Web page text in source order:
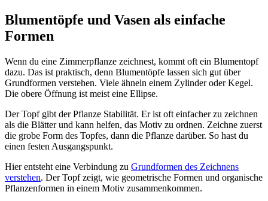
Blumentöpfe und Vasen als einfache
Formen
Wenn du eine Zimmerpflanze zeichnest, kommt oft ein Blumentopf
dazu. Das ist praktisch, denn Blumentöpfe lassen sich gut über
Grundformen verstehen. Viele ähneln einem Zylinder oder Kegel.
Die obere Öffnung ist meist eine Ellipse.
Der Topf gibt der Pflanze Stabilität. Er ist oft einfacher zu zeichnen
als die Blätter und kann helfen, das Motiv zu ordnen. Zeichne zuerst
die grobe Form des Topfes, dann die Pflanze darüber. So hast du
einen festen Ausgangspunkt.
Hier entsteht eine Verbindung zu Grundformen des Zeichnens
verstehen. Der Topf zeigt, wie geometrische Formen und organische
Pflanzenformen in einem Motiv zusammenkommen.